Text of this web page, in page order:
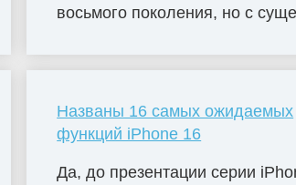
восьмого поколения, но с
Названы 16 самых ожидаемых
функций iPhone 16
Да, до презентации серии